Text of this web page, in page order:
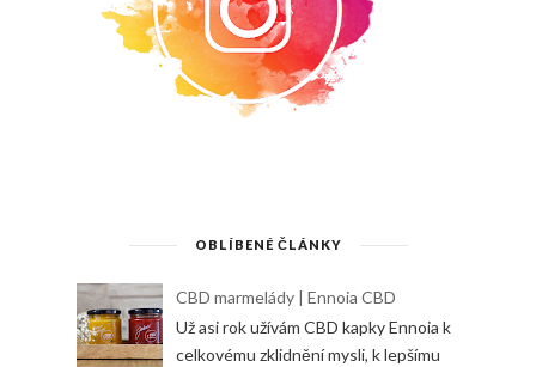
OBLÍBENÉ ČLÁNKY
CBD marmelády | Ennoia CBD
Už asi rok užívám CBD kapky Ennoia k
celkovému zklidnění mysli, k lepšímu